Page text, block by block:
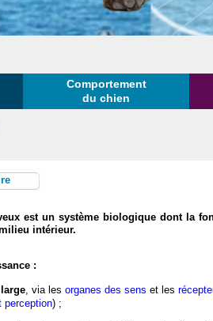
Comportement
du chien
est un système biologique dont la
intérieur.
:
, via les organes des sens et les
perception) ;